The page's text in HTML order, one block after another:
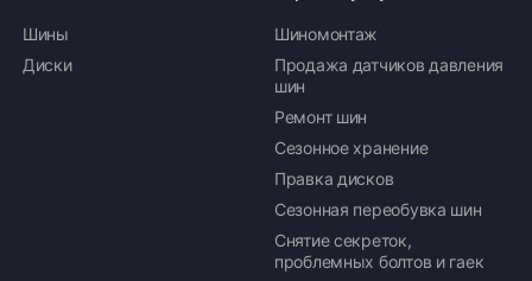
Шины
Диски
Шиномонтаж
Продажа датчиков давления
шин
Ремонт шин
Сезонное хранение
Правка дисков
Сезонная переобувка шин
Снятие секреток,
проблемных болтов и гаек